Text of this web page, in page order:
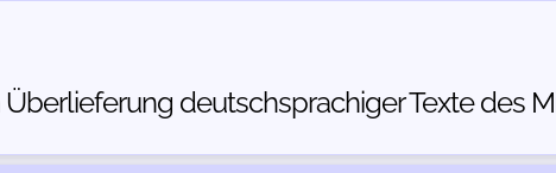
deutschsprachiger Texte des